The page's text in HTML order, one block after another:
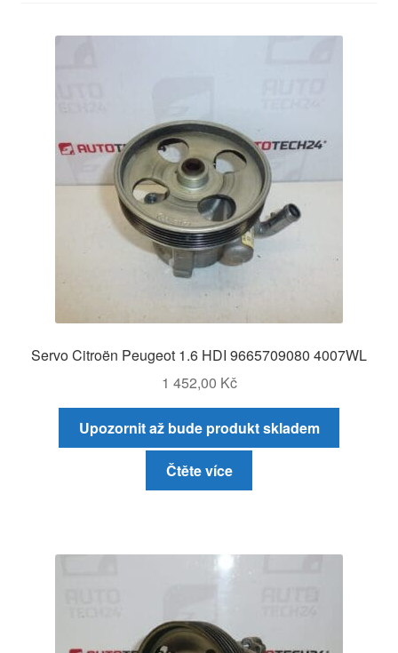
Platby
Servo Citroën Peugeot 1.6 HDI 9665709080 4007WL
1 452,00 Kč
Upozornit až bude produkt skladem
Čtěte více